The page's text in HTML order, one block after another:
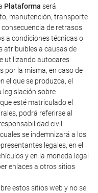
Plataforma será
manutención, transporte
de retrasos
a condiciones técnicas o
atribuibles a causas de
utilizando autocares
por la misma, en caso de
el que se produzca, el
legislación sobre
esté matriculado el
podrá referirse al
civil
se indemnizará a los
legales, en el
y en la moneda legal
enlaces a otros sitios
estos sitios web y no se